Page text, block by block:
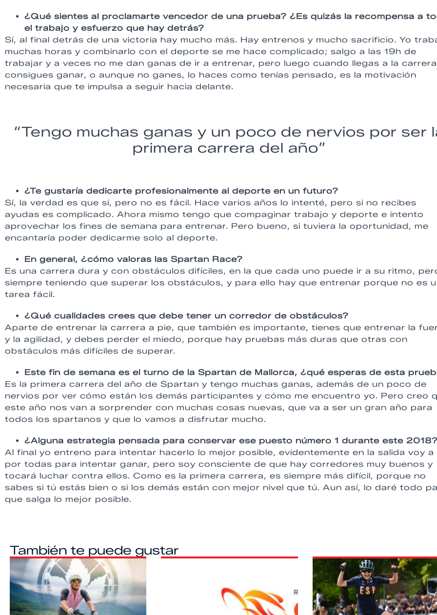
¿Qué sientes al proclamarte vencedor de una prueba? ¿Es quizás la recompensa a
el trabajo y esfuerzo que hay detrás?
Sí, al final detrás de una victoria hay mucho más. Hay entrenos y mucho sacrificio. Yo
muchas horas y combinarlo con el deporte se me hace complicado; salgo a las 19h de
trabajar y a veces no me dan ganas de ir a entrenar, pero luego cuando llegas a la
consigues ganar, o aunque no ganes, lo haces como tenías pensado, es la motivación
necesaria que te impulsa a seguir hacia delante.
“Tengo muchas ganas y un poco de nervios por ser
primera carrera del año”
¿Te gustaría dedicarte profesionalmente al deporte en un futuro?
Sí, la verdad es que sí, pero no es fácil. Hace varios años lo intenté, pero si no recibes
ayudas es complicado. Ahora mismo tengo que compaginar trabajo y deporte e intento
aprovechar los fines de semana para entrenar. Pero bueno, si tuviera la oportunidad, me
encantaría poder dedicarme solo al deporte.
En general, ¿cómo valoras las Spartan Race?
Es una carrera dura y con obstáculos difíciles, en la que cada uno puede ir a su ritmo,
siempre teniendo que superar los obstáculos, y para ello hay que entrenar porque no es
tarea fácil.
¿Qué cualidades crees que debe tener un corredor de obstáculos?
Aparte de entrenar la carrera a pie, que también es importante, tienes que entrenar la
y la agilidad, y debes perder el miedo, porque hay pruebas más duras que otras con
obstáculos más difíciles de superar.
Este fin de semana es el turno de la Spartan de Mallorca, ¿qué esperas de esta
Es la primera carrera del año de Spartan y tengo muchas ganas, además de un poco de
nervios por ver cómo están los demás participantes y cómo me encuentro yo. Pero creo
este año nos van a sorprender con muchas cosas nuevas, que va a ser un gran año para
todos los spartanos y que lo vamos a disfrutar mucho.
¿Alguna estrategia pensada para conservar ese puesto número 1 durante este 2018?
Al final yo entreno para intentar hacerlo lo mejor posible, evidentemente en la salida voy a
por todas para intentar ganar, pero soy consciente de que hay corredores muy buenos y
tocará luchar contra ellos. Como es la primera carrera, es siempre más difícil, porque no
sabes si tú estás bien o si los demás están con mejor nivel que tú. Aun así, lo daré todo
que salga lo mejor posible.
También te puede gustar